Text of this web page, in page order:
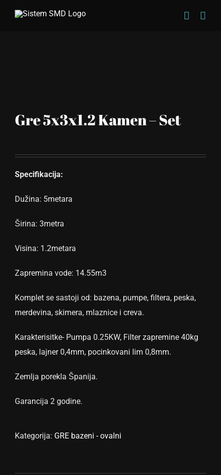
Gre 5x3x1.2 Kamen – Set
Specifikacija:
Dužina: 5metara
Širina: 3metra
Visina: 1.2metara
Zapremina vode: 14.55m3
Komplet se sastoji od: bazena, pumpe, filtera, peska,
merdevina, skimera, mlaznice i creva.
Karakterisitke- Pumpa 0.25KW, Filter zapremine 40kg
peska, lajner 0,4mm, pocinkovani lim 0,8mm.
Zemlja porekla Španija.
Garancija 2 godine.
Kategorija: GRE bazeni - ovalni